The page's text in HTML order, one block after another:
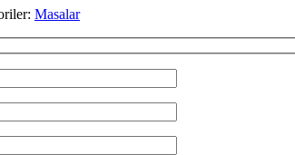
Masalar